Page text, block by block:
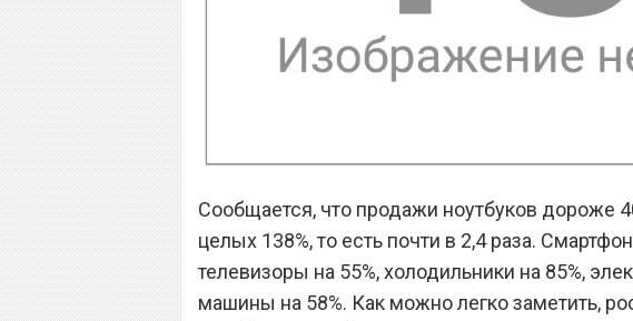
Сообщается, что продажи ноутбуков дороже
целых 138%, то есть почти в 2,4 раза.
телевизоры на 55%, холодильники на 85%,
машины на 58%. Как можно легко заметить,